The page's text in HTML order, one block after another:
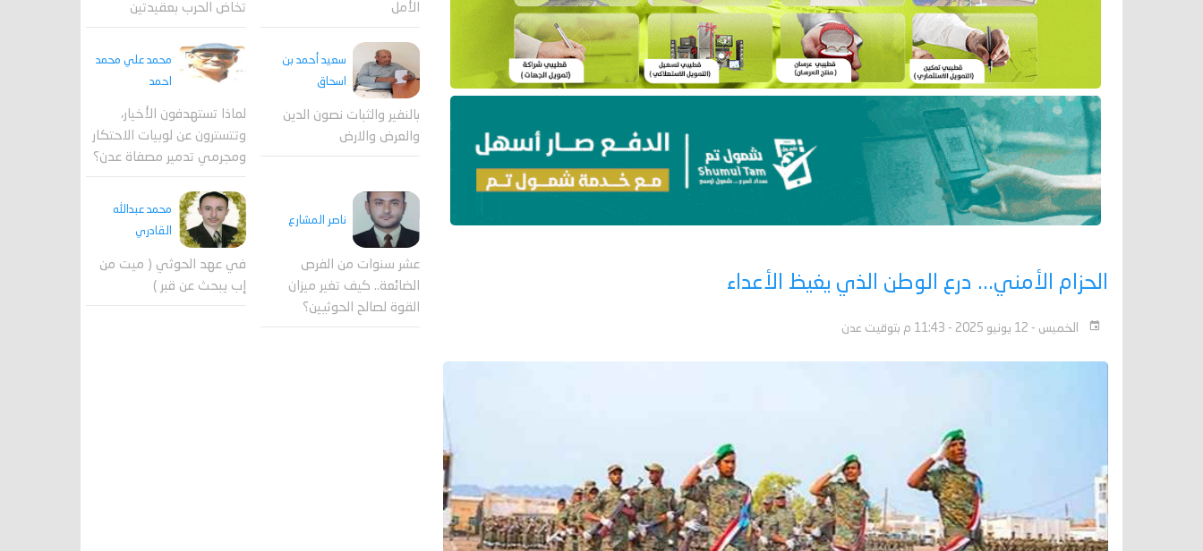
الحزام الأمني... درع الوطن الذي يغيظ الأعداء
الخميس - 12 يونيو 2025 - 11:43 م بتوقيت عدن
الأمل
تخاض الحرب بعقيدتين
سعيد أحمد بن
اسحاق
بالنفير والثبات نصون الدين
والعرض والارض
محمد علي محمد
احمد
لماذا تستهدفون الأخيار،
وتتسترون عن لوبيات الاحتكار
ومجرمي تدمير مصفاة عدن؟
ناصر المشارع
عشر سنوات من الفرص
الضائعة.. كيف تغير ميزان
القوة لصالح الحوثيين؟
محمد عبدالله
القادري
في عهد الحوثي ( ميت من
إب يبحث عن قبر )